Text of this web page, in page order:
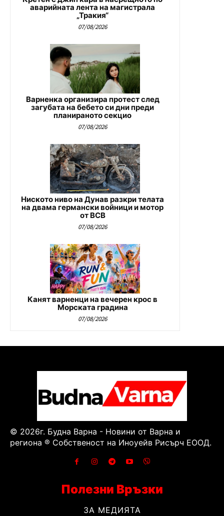
аварийната лента на магистрала
„Тракия“
07/08/2026
Варненка организира протест след
загубата на бебето си дни преди
планираното секцио
07/08/2026
Ниското ниво на Дунав разкри телата
на двама германски войници и мотор
от ВСВ
07/08/2026
Канят варненци на вечерен крос в
Морската градина
07/08/2026
© 2026г. Будна Варна - Новини от Варна и
региона ® Собственост на Иноуейв Рисърч ЕООД.
Полезни Връзки
ЗА МЕДИЯТА